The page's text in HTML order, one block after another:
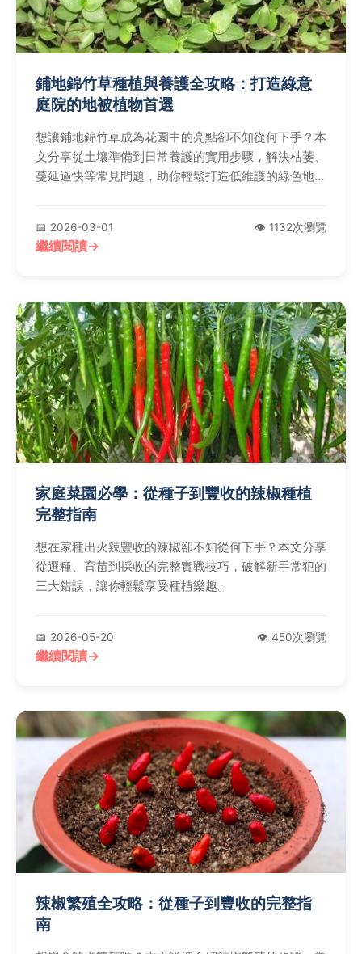
鋪地錦竹草種植與養護全攻略：打造綠意
庭院的地被植物首選
想讓鋪地錦竹草成為花園中的亮點卻不知從何下手？本
文分享從土壤準備到日常養護的實用步驟，解決枯萎、
蔓延過快等常見問題，助你輕鬆打造低維護的綠色地
📅 2026-03-01 👁️ 1132次瀏覽
繼續閱讀
家庭菜園必學：從種子到豐收的辣椒種植
完整指南
想在家種出火辣豐收的辣椒卻不知從何下手？本文分享
從選種、育苗到採收的完整實戰技巧，破解新手常犯的
三大錯誤，讓你輕鬆享受種植樂趣。
📅 2026-05-20 👁️ 450次瀏覽
繼續閱讀
辣椒繁殖全攻略：從種子到豐收的完整指
南